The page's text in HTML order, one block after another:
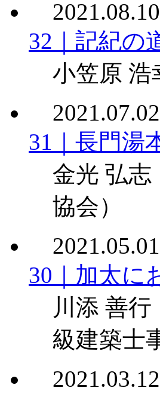
2021.08.10
32｜記紀
小笠原 浩
2021.07.02
31｜長門
金光 弘志
協会）
2021.05.01
30｜加太に
川添 善行
級建築士
2021.03.12